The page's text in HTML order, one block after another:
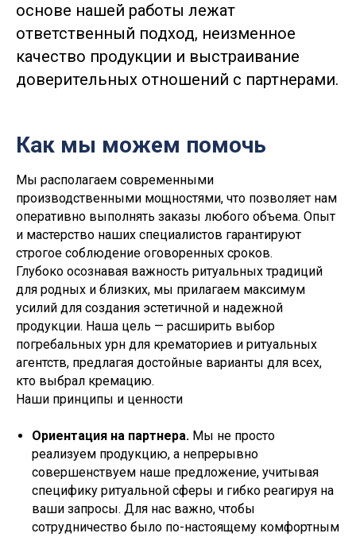
основе нашей работы лежат
ответственный подход, неизменное
качество продукции и выстраивание
доверительных отношений с партнерами.
Как мы можем помочь
Мы располагаем современными
производственными мощностями, что позволяет нам
оперативно выполнять заказы любого объема. Опыт
и мастерство наших специалистов гарантируют
строгое соблюдение оговоренных сроков.
Глубоко осознавая важность ритуальных традиций
для родных и близких, мы прилагаем максимум
усилий для создания эстетичной и надежной
продукции. Наша цель — расширить выбор
погребальных урн для крематориев и ритуальных
агентств, предлагая достойные варианты для всех,
кто выбрал кремацию.
Наши принципы и ценности
Ориентация на партнера. Мы не просто
реализуем продукцию, а непрерывно
совершенствуем наше предложение, учитывая
специфику ритуальной сферы и гибко реагируя на
ваши запросы. Для нас важно, чтобы
сотрудничество было по-настоящему комфортным